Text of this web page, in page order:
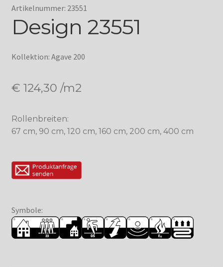
Artikelnummer: 23551
Design 23551
Kollektion: Agave 200
€ 124,30 /m2
Rollenbreiten:
67 cm, 90 cm, 120 cm, 160 cm, 200 cm, 400 cm
Symbole: